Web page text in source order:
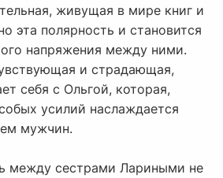
живущая в мире книг и
эта полярность и становится
напряжения между ними.
и страдающая,
себя с Ольгой, которая,
усилий наслаждается
мужчин.
между сестрами Лариными не